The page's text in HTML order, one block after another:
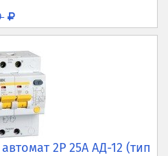
2P 25А АД-12 (тип